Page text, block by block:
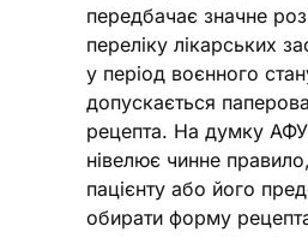
передбачає значне
переліку лікарських
у період воєнного
допускається
рецепта. На думку
нівелює чинне
пацієнту або його
обирати форму